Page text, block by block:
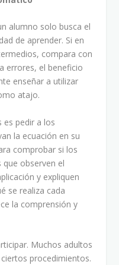
alumno solo busca el
de aprender. Si en
compara con
errores, el beneficio
enseñar a utilizar
atajo.
es pedir a los
la ecuación en su
comprobar si los
observen el
y expliquen
se realiza cada
la comprensión y
Muchos adultos
procedimientos.